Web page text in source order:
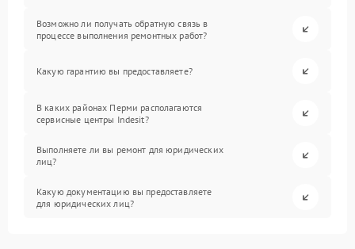
Возможно ли получать обратную связь в
процессе выполнения ремонтных работ?
Какую гарантию вы предоставляете?
В каких районах Перми располагаются
сервисные центры Indesit?
Выполняете ли вы ремонт для юридических
лиц?
Какую документацию вы предоставляете
для юридических лиц?